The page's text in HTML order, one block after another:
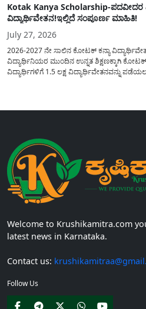
Kotak Kanya Scholarship-ಪದವೀದರ
ವಿದ್ಯಾರ್ಥಿವೇತನ!ಇಲ್ಲಿದೆ ಸಂಪೂರ್ಣ ಮಾಹಿತಿ!
July 27, 2026
2026-2027 ನೇ ಸಾಲಿನ ಕೋಟಕ್ ಕನ್ಯಾ
ವಿದ್ಯಾರ್ಥಿನಿಯರ ಮುಂದಿನ ಉನ್ನತ ಶಿಕ್ಷಣಕ್ಕಾಗಿ
ವಿದ್ಯಾರ್ಥಿಗಳಿಗೆ 1.5 ಲಕ್ಷ ವಿದ್ಯಾರ್ಥಿವೇತನವನ್ನು
Welcome to Krushikamitra.com
latest news in Karnataka.
Contact us:
Follow Us